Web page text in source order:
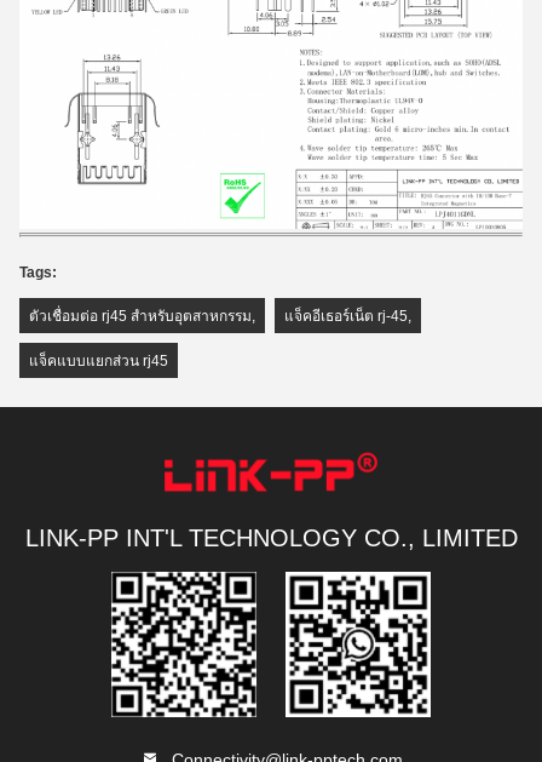
Tags:
ตัวเชื่อมต่อ rj45 สำหรับอุตสาหกรรม, แจ็คอีเธอร์เน็ต rj-45,
แจ็คแบบแยกส่วน rj45
LINK-PP INT'L TECHNOLOGY CO., LIMITED